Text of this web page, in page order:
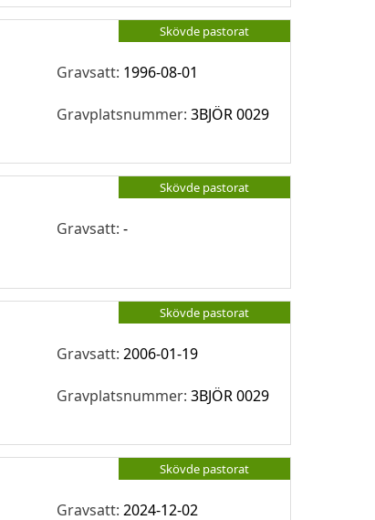
Skövde pastorat
Gravsatt: 1996-08-01
Gravplatsnummer: 3BJÖR 0029
Skövde pastorat
Gravsatt:-
Skövde pastorat
Gravsatt:2006-01-19
Gravplatsnummer: 3BJÖR 0029
Skövde pastorat
Gravsatt:2024-12-02